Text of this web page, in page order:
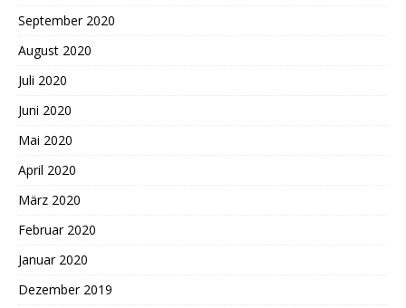
September 2020
August 2020
Juli 2020
Juni 2020
Mai 2020
April 2020
März 2020
Februar 2020
Januar 2020
Dezember 2019